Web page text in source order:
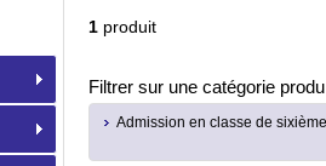
1 produit
Filtrer sur une catégorie
Admission en classe de sixième